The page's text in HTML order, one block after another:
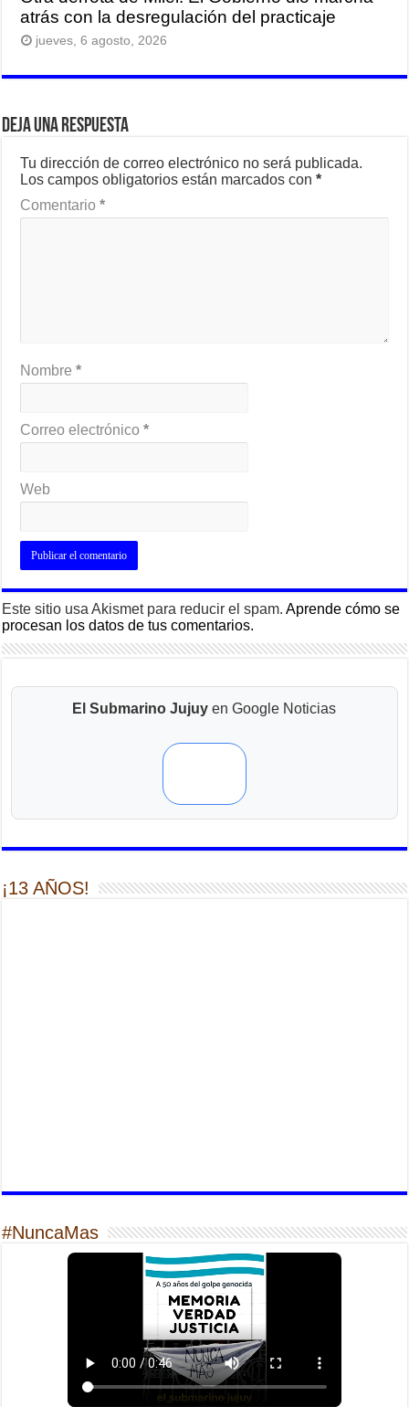
atrás con la desregulación del practicaje
jueves, 6 agosto, 2026
Deja una respuesta
Tu dirección de correo electrónico no será publicada.
Los campos obligatorios están marcados con*
Comentario*
Nombre*
Correo electrónico*
Web
Este sitio usa Akismet para reducir el spam.Aprende cómo se
procesan los datos de tus comentarios.
El Submarino Jujuy en Google Noticias
¡13 AÑOS!
#NuncaMas